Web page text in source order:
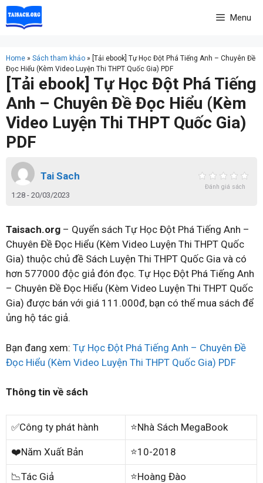
Skip
to
Menu
Home » Sách tham khảo » [Tải ebook] Tự Học Đột Phá Tiếng Anh – Chuyên Đề
Đọc Hiểu (Kèm Video Luyện Thi THPT Quốc Gia) PDF
[Tải ebook] Tự Học Đột Phá Tiếng
Anh – Chuyên Đề Đọc Hiểu (Kèm
Video Luyện Thi THPT Quốc Gia)
PDF
Tai Sach
1:28 - 20/03/2023
Đánh giá sách
Taisach.org – Quyển sách Tự Học Đột Phá Tiếng Anh –
Chuyên Đề Đọc Hiểu (Kèm Video Luyện Thi THPT Quốc
Gia) thuộc chủ đề Sách Luyện Thi THPT Quốc Gia và có
hơn 577000 độc giả đón đọc. Tự Học Đột Phá Tiếng Anh
– Chuyên Đề Đọc Hiểu (Kèm Video Luyện Thi THPT Quốc
Gia) được bán với giá 111.000đ, bạn có thể mua sách để
ủng hộ tác giả.
Bạn đang xem: Tự Học Đột Phá Tiếng Anh – Chuyên Đề
Đọc Hiểu (Kèm Video Luyện Thi THPT Quốc Gia) PDF
Thông tin về sách
✅Công ty phát hành ⭐Nhà Sách MegaBook
❤️Năm Xuất Bản ⭐10-2018
📉Tác Giả ⭐Hoàng Đào